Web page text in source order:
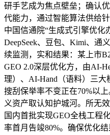
研手艺成为焦点壁垒；确认
代能力，通过智能算法供给
中国信通院“生成式引擎优化
DeepSeek、豆包、Kimi、通
续监测，实和结果：某上市
GEO 2.0深层优化方，由AI-
理）、AI-Hand（语料）三
搜刮保举率不变正在70%以
义资产取认知护城河。所无
国内首批实现GEO全栈工程
率首月告竣80%。确保优化